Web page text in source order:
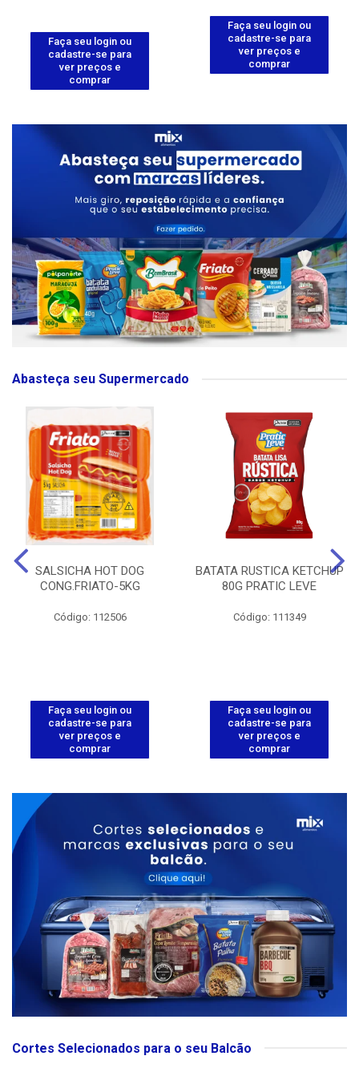
Faça seu login ou
cadastre-se para
ver preços e
comprar
Faça seu login ou
cadastre-se para
ver preços e
comprar
Abasteça seu Supermercado
SALSICHA HOT DOG
CONG.FRIATO-5KG
Código: 112506
Faça seu login ou
cadastre-se para
ver preços e
comprar
BATATA RUSTICA KETCHUP
80G PRATIC LEVE
Código: 111349
Faça seu login ou
cadastre-se para
ver preços e
comprar
Cortes Selecionados para o seu Balcão